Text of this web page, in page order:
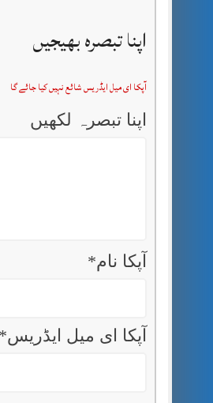
اپنا تبصرہ بھیجیں
آپکا ای میل ایڈریس شائع نہیں کیا جائے گا
اپنا تبصرہ لکھیں
آپکا نام*
آپکا ای میل ایڈریس*